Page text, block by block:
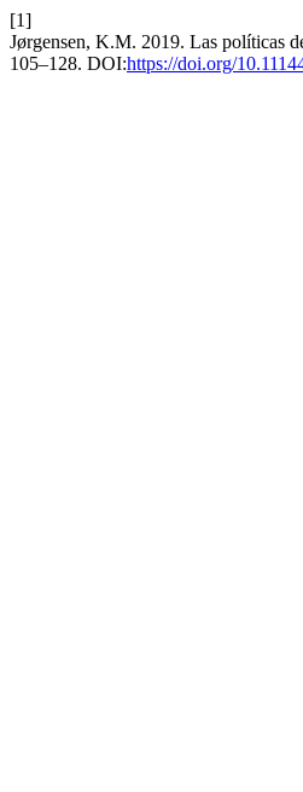
[1]
Jørgensen, K.M. 2019. Las políticas
105–128. DOI:https://doi.org/